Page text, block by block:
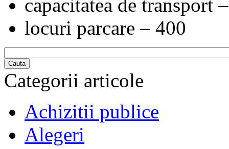
capacitatea de transport
locuri parcare – 400
Cauta
Categorii articole
Achizitii publice
Alegeri